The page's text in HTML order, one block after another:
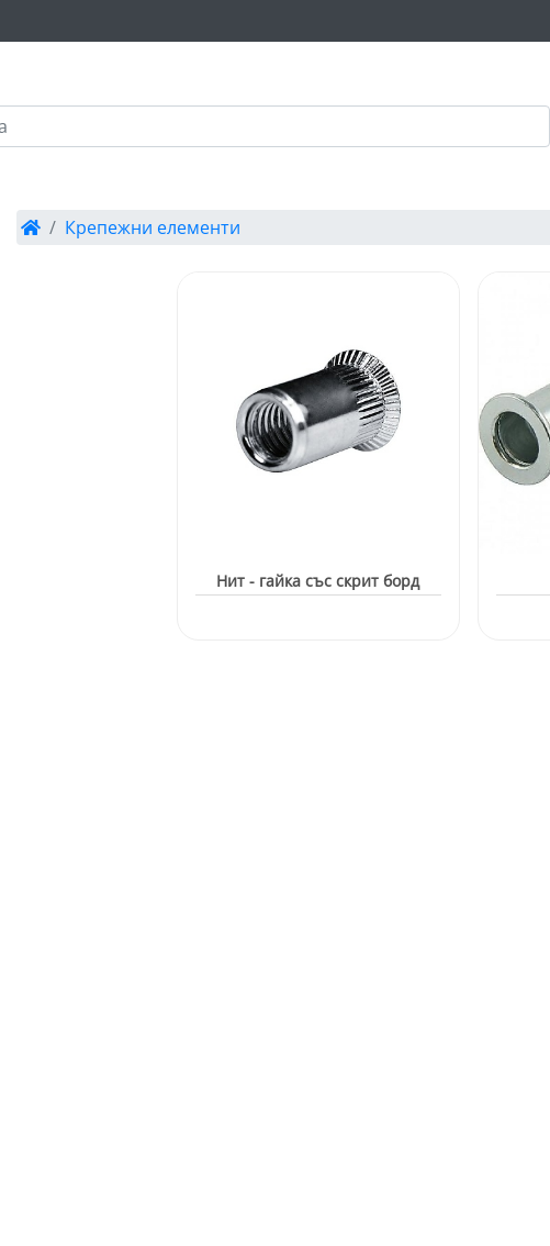
Крепежни елементи
Нит - гайка със скрит борд